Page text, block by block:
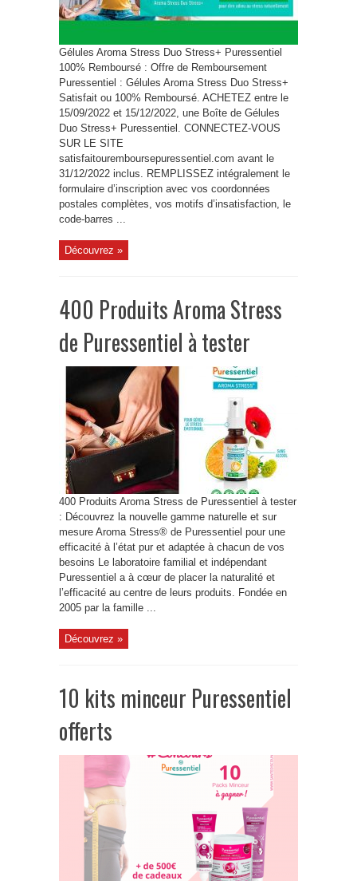
Gélules Aroma Stress Duo Stress+ Puressentiel
100% Remboursé : Offre de Remboursement
Puressentiel : Gélules Aroma Stress Duo Stress+
Satisfait ou 100% Remboursé. ACHETEZ entre le
15/09/2022 et 15/12/2022, une Boîte de Gélules
Duo Stress+ Puressentiel. CONNECTEZ-VOUS
SUR LE SITE
satisfaitouremboursepuressentiel.com avant le
31/12/2022 inclus. REMPLISSEZ intégralement le
formulaire d’inscription avec vos coordonnées
postales complètes, vos motifs d’insatisfaction, le
code-barres ...
Découvrez »
400 Produits Aroma Stress
de Puressentiel à tester
400 Produits Aroma Stress de Puressentiel à tester
: Découvrez la nouvelle gamme naturelle et sur
mesure Aroma Stress® de Puressentiel pour une
efficacité à l’état pur et adaptée à chacun de vos
besoins Le laboratoire familial et indépendant
Puressentiel a à cœur de placer la naturalité et
l’efficacité au centre de leurs produits. Fondée en
2005 par la famille ...
Découvrez »
10 kits minceur Puressentiel
offerts